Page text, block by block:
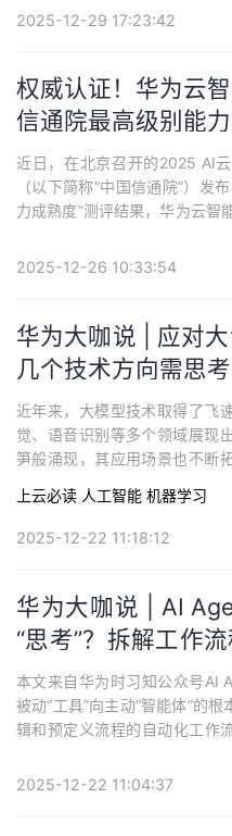
是对其在AI基础设施领域持续
2025-12-29 17:23:42
权威认证！华为云
信通院最高级别能
近日，在北京召开的2025 AI
（以下简称“中国信通院”）发
力成熟度”测评结果，华为云智
观测性平台和工具的评测中，
2025-12-26 10:33:54
华为大咖说 | 应对
几个技术方向需思考
近年来，大模型技术取得了飞
觉、语音识别等多个领域展现
笋般涌现，其应用场景也不断
疗方案制定；在金融领域，能
域，可实现个性化学习和智
上云必读 人工智能 机器学习
2025-12-22 11:18:12
华为大咖说 | AI
“思考”？拆解工作
据架构演进新方向
本文来自华为时习知公众号AI
被动“工具”向主动“智能体”的
辑和预定义流程的自动化工作
作流的执行路径是固定且预先
2025-12-22 11:04:37